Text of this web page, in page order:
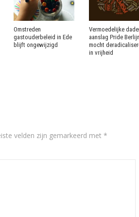
Omstreden
gastouderbeleid in Ede
blijft ongewijzigd
Vermoedelijke
aanslag Pride Berlijn
mocht
in vrijheid
velden zijn gemarkeerd met *